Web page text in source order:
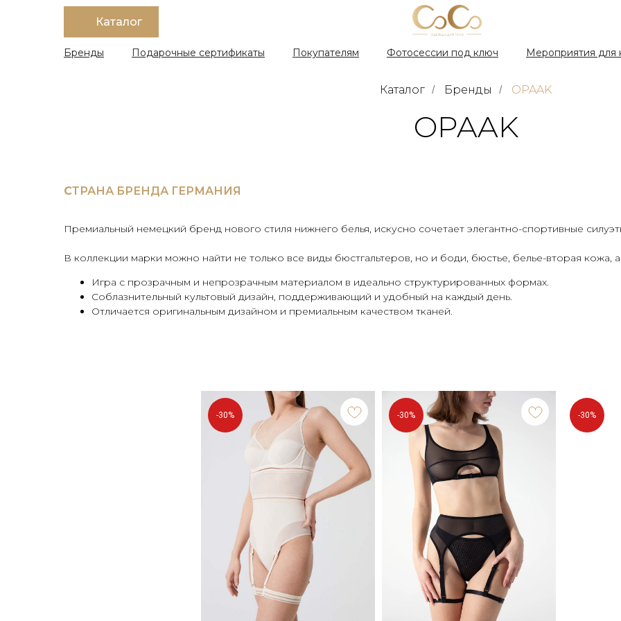
Каталог
Бренды Подарочные сертификаты Покупателям Фотосессии под ключ Мероприятия для
Каталог / Бренды / OPAAK
OPAAK
СТРАНА БРЕНДА ГЕРМАНИЯ
Премиальный немецкий бренд нового стиля нижнего белья, искусно сочетает элегантно-спортивные
В коллекции марки можно найти не только все виды бюстгальтеров, но и боди, бюстье, белье-вторая
Игра с прозрачным и непрозрачным материалом в идеально структурированных формах.
Соблазнительный культовый дизайн, поддерживающий и удобный на каждый день.
Отличается оригинальным дизайном и премиальным качеством тканей.
-30% -30% -30%